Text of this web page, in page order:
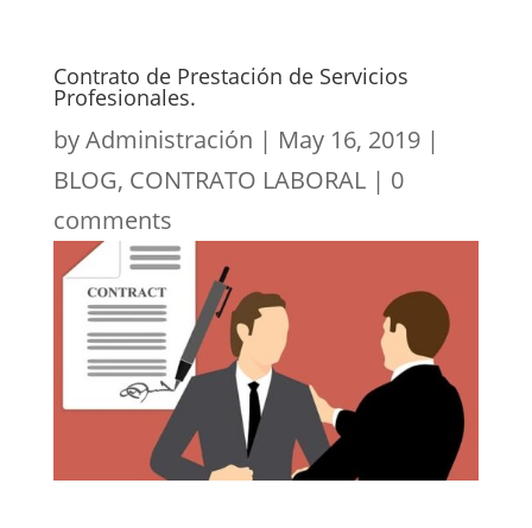
Contrato de Prestación de Servicios
Profesionales.
byAdministración | May 16, 2019|
BLOG, CONTRATO LABORAL| 0
comments